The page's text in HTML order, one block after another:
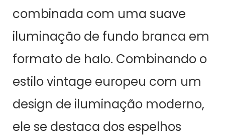
combinada com uma suave
iluminação de fundo branca em
formato de halo. Combinando o
estilo vintage europeu com um
design de iluminação moderno,
ele se destaca dos espelhos